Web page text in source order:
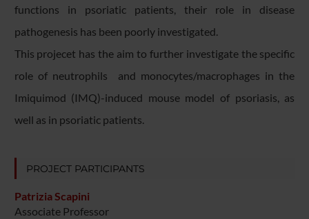
functions in psoriatic patients, their role in disease
pathogenesis has been poorly investigated.
​This projecet has the aim to further investigate the specific
role of neutrophils and monocytes/macrophages in the
Imiquimod (IMQ)-induced mouse model of psoriasis, as
well as in psoriatic patients.
PROJECT PARTICIPANTS
Patrizia Scapini
Associate Professor